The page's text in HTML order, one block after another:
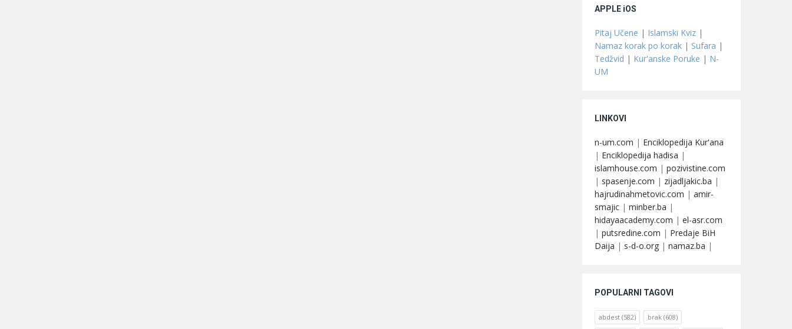
APPLE iOS
Pitaj Učene | Islamski Kviz |
Namaz korak po korak | Sufara |
Tedžvid | Kur'anske Poruke | N-
UM
LINKOVI
n-um.com | Enciklopedija Kur'ana
| Enciklopedija hadisa |
islamhouse.com | pozivistine.com
| spasenje.com | zijadljakic.ba |
hajrudinahmetovic.com | amir-
smajic | minber.ba |
hidayaacademy.com | el-asr.com
| putsredine.com | Predaje BiH
Daija | s-d-o.org | namaz.ba |
POPULARNI TAGOVI
abdest (582) brak (608)